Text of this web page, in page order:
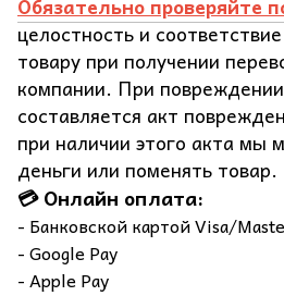
Обязательно проверяйте
целостность и
товару при получении
компании. При
составляется акт
при наличии этого акта мы
деньги или поменять товар.
💳 Онлайн оплата:
- Банковской картой Visa/
- Google Pay
- Apple Pay